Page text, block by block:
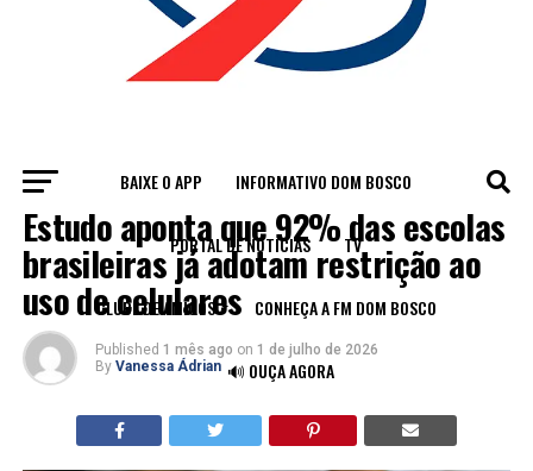
BAIXE O APP INFORMATIVO DOM BOSCO
PORTAL DE NOTÍCIAS TV
CLUBE DE AMIGOS CONHEÇA A FM DOM BOSCO
🔊 OUÇA AGORA
EDUCAÇÃO
Estudo aponta que 92% das escolas
brasileiras já adotam restrição ao
uso de celulares
Published 1 mês ago on 1 de julho de 2026
By Vanessa Ádrian